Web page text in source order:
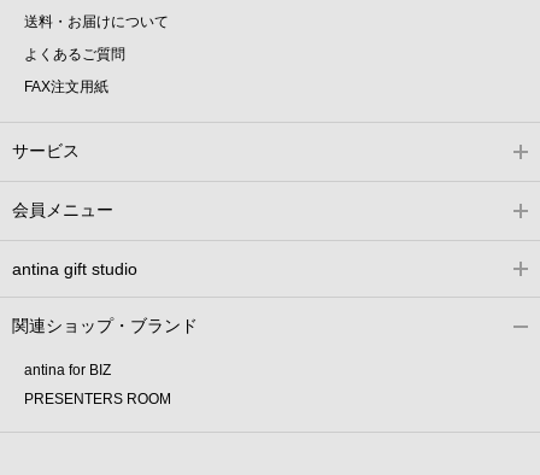
送料・お届けについて
よくあるご質問
FAX注文用紙
サービス
会員メニュー
antina gift studio
関連ショップ・ブランド
antina for BIZ
PRESENTERS ROOM